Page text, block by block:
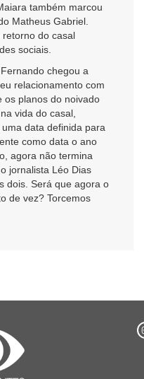
também marcou
Matheus Gabriel.
do casal
sociais.
chegou a
relacionamento com
os planos do noivado
vida do casal,
data definida para
como data o ano
agora não termina
jornalista Léo Dias
dois. Será que agora o
de vez? Torcemos